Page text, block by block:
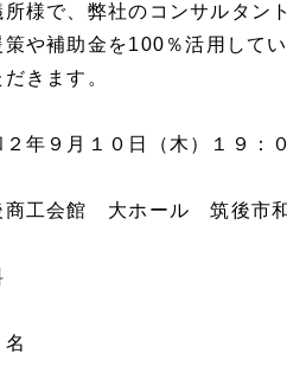
様で、弊社のコンサルタン
策や補助金を100％活用して
きます。
年９月１０日（木）１９：
工会館 大ホール 筑後市和